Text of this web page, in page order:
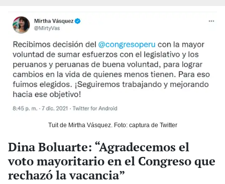
Tuit de Mirtha Vásquez. Foto: captura de Twitter
Dina Boluarte: “Agradecemos el
voto mayoritario en el Congreso que
rechazó la vacancia”